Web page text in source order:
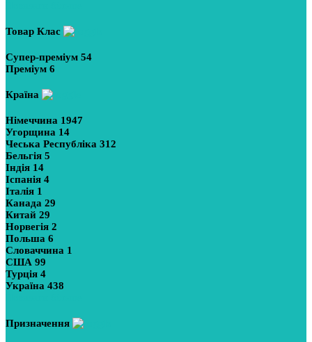
Товар Клас
Супер-преміум 54
Преміум 6
Країна
Німеччина 1947
Угорщина 14
Чеська Республіка 312
Бельгія 5
Індія 14
Іспанія 4
Італія 1
Канада 29
Китай 29
Норвегія 2
Польша 6
Словаччина 1
США 99
Турція 4
Україна 438
Призначення